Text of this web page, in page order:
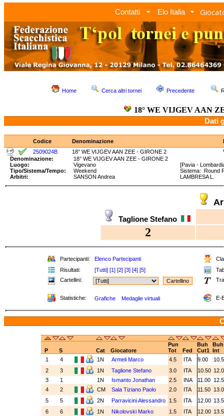
Contatti Elo Italia
Home Cerca altri tornei Precedente
18° WE VIJGEV AAN
Dati
Codice Denominazione
2509024B
18° WE VIJGEV AAN ZEE - GIRONE 2
Denominazione:
18° WE VIJGEV AAN ZEE - GIRONE 2
Luogo:
Vigevano
[Pavia -
Tipo/Sistema/Tempo:
Weekend
Sistema:
Arbitri:
SANSON Andrea LAMBRESA L.
Taglione Stefano
2
Partecipanti: Elenco Partecipanti
Risultati:
[Tutti] [1] [2] [3] [4] [5]
Cartellini:
Statistiche: Grafiche Medaglie virtuali E-
Pun Buh
Buh
P
S Cat Giocatore Tot Fed Cut1 Int
1
4 1N Armeli Marco 4.5 ITA 9.00
2
3 1N Taglione Stefano 3.0 ITA 10.50
3
1 1N Ismanto Jonathan 2.5 INA 11.00
4
2 CM Sala Tiziano Paolo 2.0 ITA 11.50
5
5 2N Parravicini Alessandro 1.5 ITA 12.00
6
6 1N Nikolovski Marko 1.5 ITA 12.00